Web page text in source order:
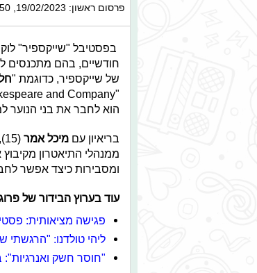
פרסום ראשון: 19/02/2023, 20:50
חודשיים, בהם מתכנסים
של שייקספיר, כדוגמת "
הוא לחבר את בני הנוער
בריאיון עם מיכל אמר (15), תלמידת כיתת י' מאילת המשתתפת הפסטיבל ו
ממנהלי התיאטרון
ומסבירות כיצד אפשר
עוד בערוץ הבידור של
פגישה מציאותית:
ליהי טולדנו:
"חוסר חשק